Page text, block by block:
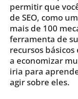
permitir que
de SEO, como
mais de 100
ferramenta de
recursos básicos
a economizar
iria para
agir sobre eles.